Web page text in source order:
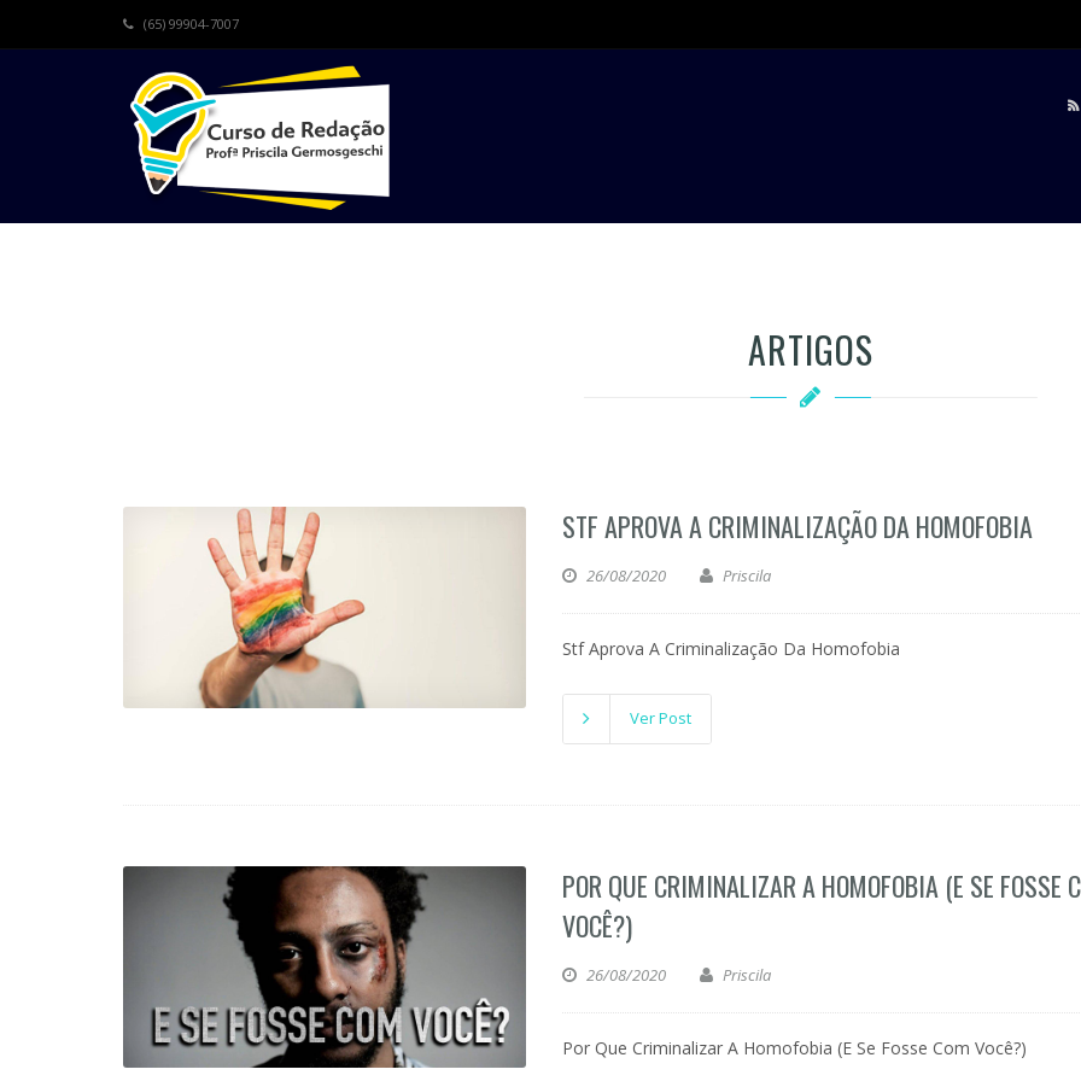
(65) 99904-7007
ARTIGOS
STF APROVA A CRIMINALIZAÇÃO DA HOMOFOBIA
26/08/2020 Priscila
Stf Aprova A Criminalização Da Homofobia
Ver Post
POR QUE CRIMINALIZAR A HOMOFOBIA (E SE FOSSE
VOCÊ?)
26/08/2020 Priscila
Por Que Criminalizar A Homofobia (E Se Fosse Com Você?)